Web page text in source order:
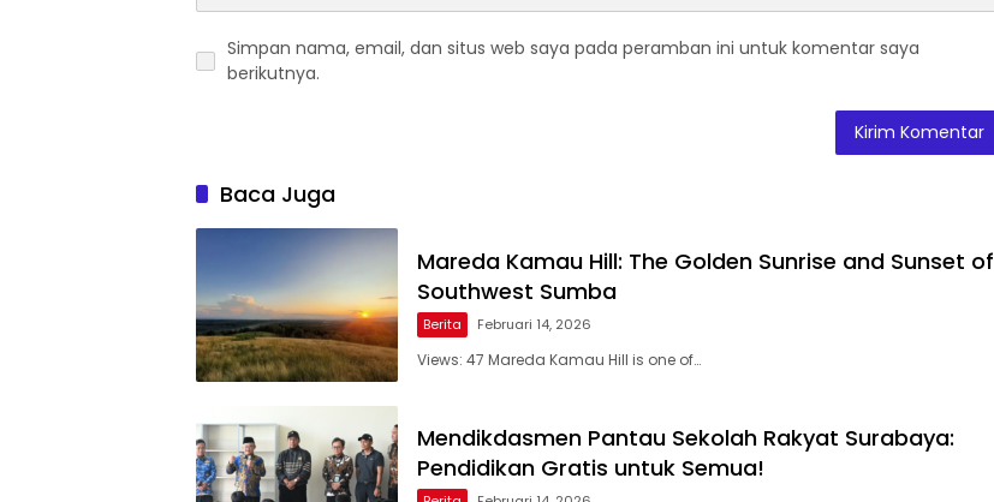
Simpan nama, email, dan situs web saya pada peramban ini untuk komentar saya
berikutnya.
Baca Juga
Mareda Kamau Hill: The Golden Sunrise and Sunset of
Southwest Sumba
Berita Februari 14, 2026
Views: 47 Mareda Kamau Hill is one of…
Mendikdasmen Pantau Sekolah Rakyat Surabaya:
Pendidikan Gratis untuk Semua!